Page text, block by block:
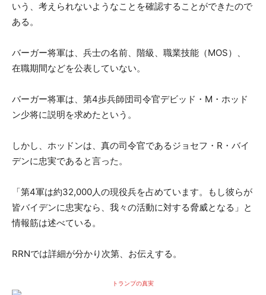
いう、考えられないようなことを確認することができたので
ある。
バーガー将軍は、兵士の名前、階級、職業技能（MOS）、
在職期間などを公表していない。
バーガー将軍は、第4歩兵師団司令官デビッド・M・ホッド
ン少将に説明を求めたという。
しかし、ホッドンは、真の司令官であるジョセフ・R・バイ
デンに忠実であると言った。
「第4軍は約32,000人の現役兵を占めています。もし彼らが
皆バイデンに忠実なら、我々の活動に対する脅威となる」と
情報筋は述べている。
RRNでは詳細が分かり次第、お伝えする。
トランプの真実